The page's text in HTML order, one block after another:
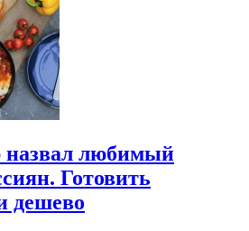
любимый
Готовить
дешево